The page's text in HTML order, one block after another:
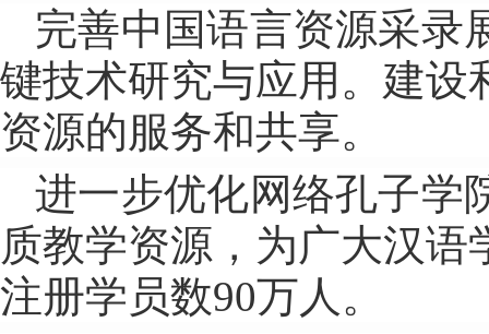
完善中国语言资源采录
键技术研究与应用。建设
资源的服务和共享。
进一步优化网络孔子学
质教学资源，为广大汉
注册学员数90万人。